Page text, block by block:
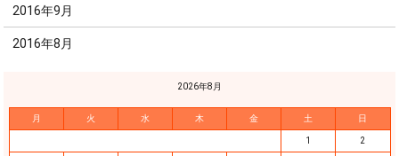
2016年9月
2016年8月
2026年8月
月 火 水 木 金 土 日
1 2